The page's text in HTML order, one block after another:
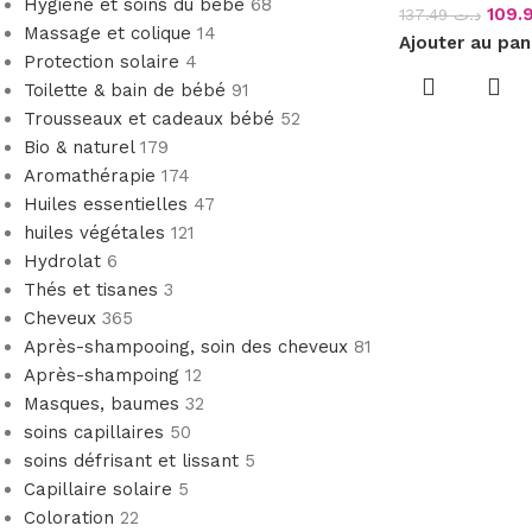
Hygiène et soins du bébé 68
Massage et colique 14
Protection solaire 4
Toilette & bain de bébé 91
Trousseaux et cadeaux bébé 52
Bio & naturel 179
Aromathérapie 174
Huiles essentielles 47
huiles végétales 121
Hydrolat 6
Thés et tisanes 3
Cheveux 365
Après-shampooing, soin des cheveux 81
Après-shampoing 12
Masques, baumes 32
soins capillaires 50
soins défrisant et lissant 5
Capillaire solaire 5
Coloration 22
د.ت137.49
Ajouter au